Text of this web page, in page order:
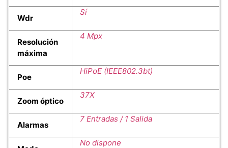
Wdr
Sí
Resolución
máxima
4 Mpx
Poe
HiPoE (IEEE802.3bt)
Zoom óptico
37X
Alarmas
7 Entradas / 1 Salida
No dispone